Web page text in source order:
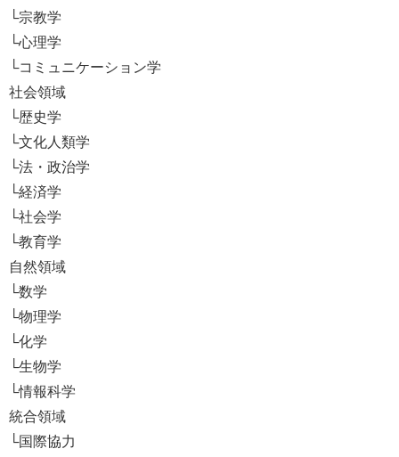
└宗教学
└心理学
└コミュニケーション学
社会領域
└歴史学
└文化人類学
└法・政治学
└経済学
└社会学
└教育学
自然領域
└数学
└物理学
└化学
└生物学
└情報科学
統合領域
└国際協力